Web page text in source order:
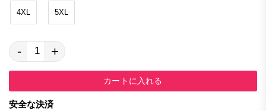
4XL 5XL
- +
カートに入れる
安全な決済